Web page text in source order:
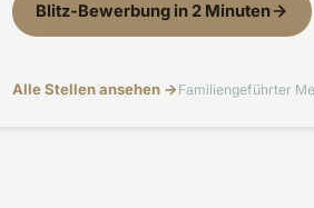
Blitz-Bewerbung in 2 Minuten
Alle Stellen ansehen → Familiengeführter